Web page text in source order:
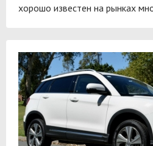
хорошо известен на рынках